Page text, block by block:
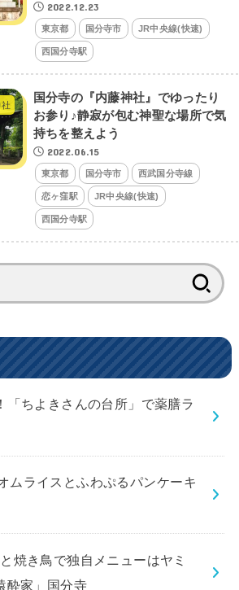
2022.12.23
東京都 国分寺市 JR中央線(快速)
西国分寺駅
国分寺の『内藤神社』でゆったり
お参り♪静寂が包む神聖な場所で気
持ちを整えよう
2022.06.15
東京都 国分寺市 西武国分寺線
恋ヶ窪駅 JR中央線(快速)
西国分寺駅
索:
「ちよきさんの台所」で薬膳ラ
ムライスとふわぷるパンケーキ
焼き鳥で独自メニューはヤミ
酔家」国分寺